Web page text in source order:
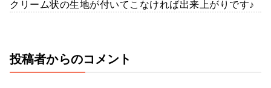
クリーム状の生地が付いてこなければ出来上がりです♪
投稿者からのコメント